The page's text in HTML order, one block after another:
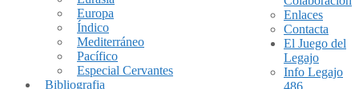
Europa
Índico
Mediterráneo
Pacífico
Especial Cervantes
Bibliografia
Enlaces
Contacta
El Juego del
Legajo
Info Legajo
486